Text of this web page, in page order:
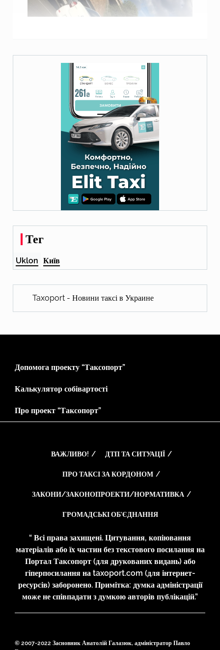
Тег
Uklon Київ
Taxoport - Новини таксі в Украине
Допомога проекту “Таксопорт”
Калькулятор собівартості
Про проект “Таксопорт”
ВАЖЛИВО! ДТП ТА СИТУАЦІЇ
ПРО ТАКСІ ЗА КОРДОНОМ
ЗАКОНИ/ЗАКОНОПРОЕКТИ/НОРМАТИВКА
ГРОМАДСЬКІ ОБ’ЄДНАННЯ
“ Всі права захищені. Цитування, копіювання
матеріалів або їх частин без текстового посилання на
Портал Таксопорт (для друкованих видань) або
гіперпосилання на taxoport.com (для інтернет-
ресурсів) заборонено. Примітка: думка адміністрації
може не співпадати з думкою авторів публікацій.”
© 2007-2022 Засновник Анатолій Галазюк, адміністратор Павло